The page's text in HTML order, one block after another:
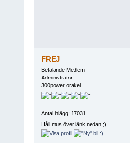
FREJ
Betalande Medlem
Administrator
300power orakel
Antal inlägg: 17031
Håll mus över länk nedan ;)